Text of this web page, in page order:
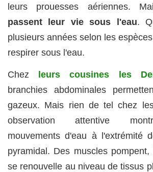
leurs prouesses aériennes.
passent leur vie sous l'eau.
plusieurs années selon les
respirer sous l'eau.
Chez leurs cousines les
branchies abdominales
gazeux. Mais rien de tel chez
observation attentive
mouvements d'eau à l'extrémité
pyramidal. Des muscles
se renouvelle au niveau de tissus